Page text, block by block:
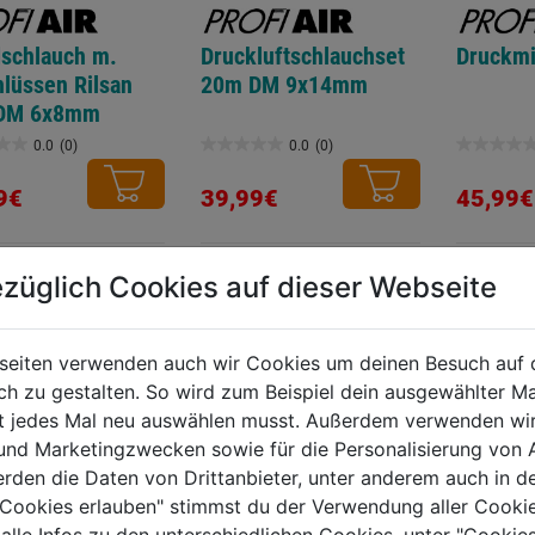
m.
Rilsan
6x8mm
0.0 (0)
Druckluftschlauchset
20m DM 9x14mm
0.0 (0)
von
Sternen.
39,99€
von
Sternen.
45,99€
PRODUKTE AUS DIESER KATEGORIE
Cookies auf dieser Webseite
verwenden auch wir Cookies um deinen Besuch auf
zu gestalten. So wird zum Beispiel dein ausgewählter
Mal neu auswählen musst. Außerdem verwenden
Marketingzwecken sowie für die Personalisierung von
die Daten von Drittanbieter, unter anderem auch in
erlauben" stimmst du der Verwendung aller